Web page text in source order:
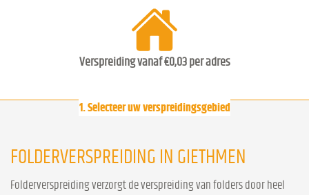
Verspreiding vanaf €0,03 per adres
1. Selecteer uw verspreidingsgebied
FOLDERVERSPREIDING IN GIETHMEN
Folderverspreiding verzorgt de verspreiding van folders door heel